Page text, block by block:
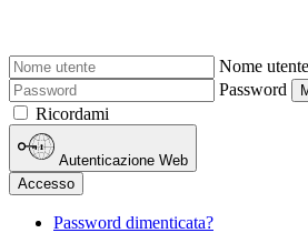
Nome utente
Password
Ricordami
Autenticazione Web
Accesso
Password dimenticata?